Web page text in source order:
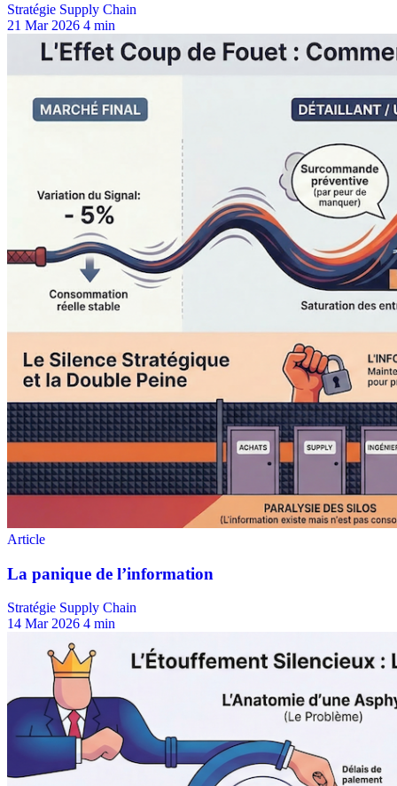
Stratégie Supply Chain
21 Mar 2026 4 min
Stratégie Supply Chain
14 Mar 2026 4 min